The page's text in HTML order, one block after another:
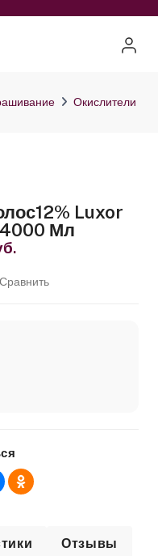
Окислители
Luxor
Мл
Сравнить
Отзывы